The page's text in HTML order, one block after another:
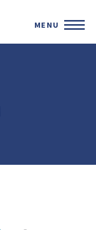
MENU